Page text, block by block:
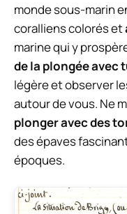
monde sous-marin
coralliens colorés et
marine qui y
de la plongée avec
légère et observer
autour de vous. Ne
plonger avec des
des épaves
époques.